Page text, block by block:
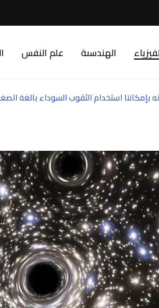
الهندسىة علم النفس
بإمكاننا استخدام الثقوب السوداء بالغة